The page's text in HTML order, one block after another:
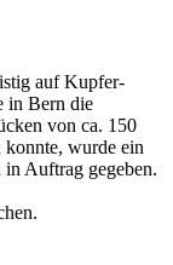
auf Kupfer-
in Bern die
von ca. 150
wurde ein
Auftrag gegeben.